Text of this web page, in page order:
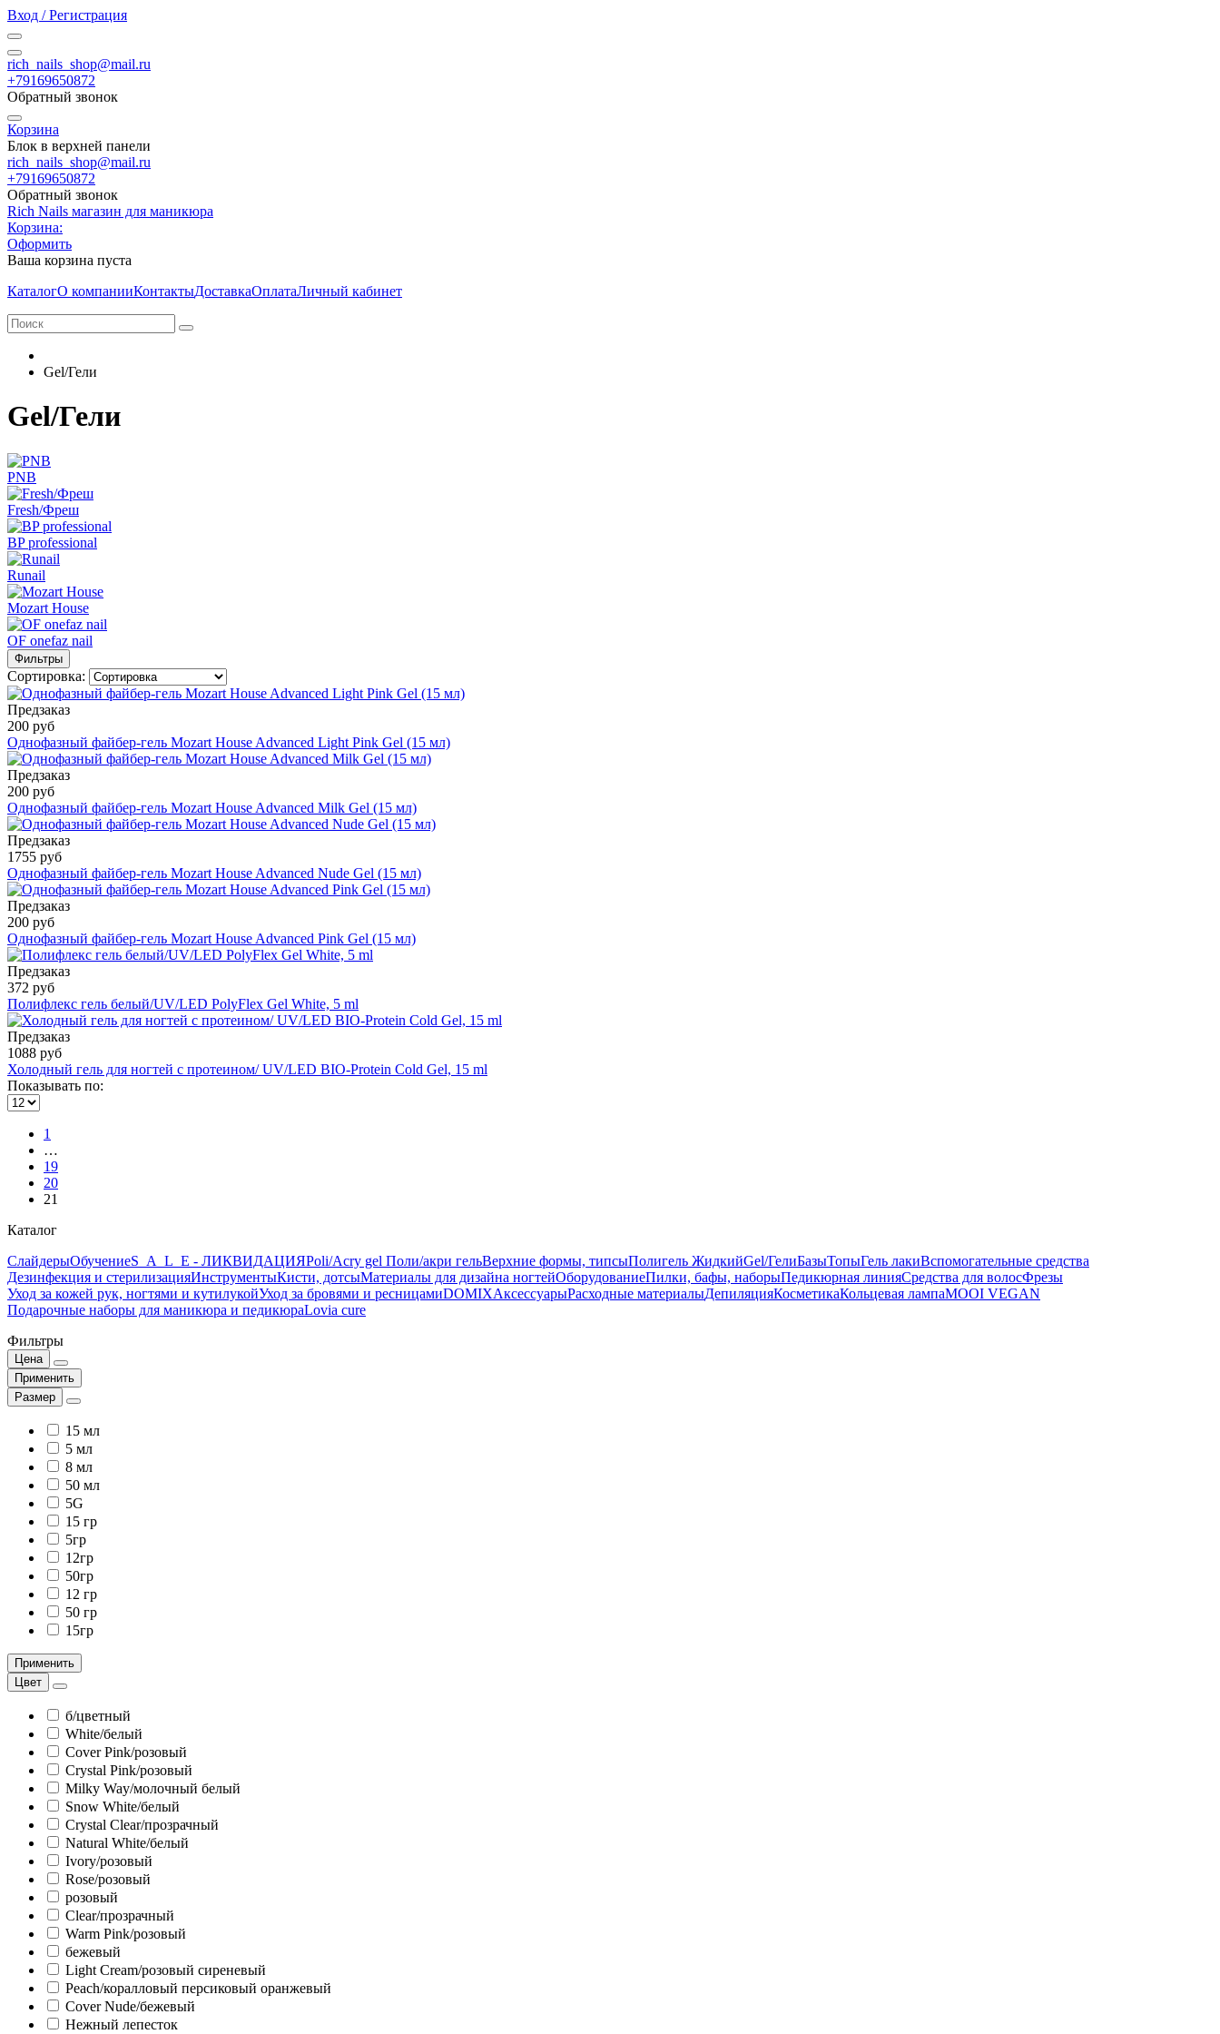
Вход / Регистрация
rich_nails_shop@mail.ru
+79169650872
Обратный звонок
Корзина
Блок в верхней панели
rich_nails_shop@mail.ru
+79169650872
Обратный звонок
Rich Nails магазин для маникюра
Корзина:
Оформить
Ваша корзина пуста
КаталогО компанииКонтактыДоставкаОплатаЛичный кабинет
Gel/Гели
Gel/Гели
PNB
Fresh/Фреш
BP professional
Runail
Mozart House
OF onefaz nail
Фильтры
Сортировка:
Предзаказ
200 руб
Однофазный файбер-гель Mozart House Advanced Light Pink Gel (15 мл)
Предзаказ
200 руб
Однофазный файбер-гель Mozart House Advanced Milk Gel (15 мл)
Предзаказ
1755 руб
Однофазный файбер-гель Mozart House Advanced Nude Gel (15 мл)
Предзаказ
200 руб
Однофазный файбер-гель Mozart House Advanced Pink Gel (15 мл)
Предзаказ
372 руб
Полифлекс гель белый/UV/LED PolyFlex Gel White, 5 ml
Предзаказ
1088 руб
Холодный гель для ногтей с протеином/ UV/LED BIO-Protein Cold Gel, 15 ml
Показывать по:
1
…
19
20
21
Каталог
СлайдерыОбучениеS_A_L_E - ЛИКВИДАЦИЯPoli/Acry gel Поли/акри гельВерхние формы, типсыПолигель ЖидкийGel/ГелиБазыТопыГель лакиВспомогательные средства
Дезинфекция и стерилизацияИнструментыКисти, дотсыМатериалы для дизайна ногтейОборудованиеПилки, бафы, наборыПедикюрная линияСредства для волосФрезы
Уход за кожей рук, ногтями и кутилукойУход за бровями и ресницамиDOMIXАксессуарыРасходные материалыДепиляцияКосметикаКольцевая лампаMOOI VEGAN
Подарочные наборы для маникюра и педикюраLovia cure
Фильтры
Цена
Применить
Размер
15 мл
5 мл
8 мл
50 мл
5G
15 гр
5гр
12гр
50гр
12 гр
50 гр
15гр
Применить
Цвет
б/цветный
White/белый
Cover Pink/розовый
Crystal Pink/розовый
Milky Way/молочный белый
Snow White/белый
Сrystal Clear/прозрачный
Natural White/белый
Ivory/розовый
Rose/розовый
розовый
Clear/прозрачный
Warm Pink/розовый
бежевый
Light Cream/розовый сиреневый
Peach/коралловый персиковый оранжевый
Cover Nude/бежевый
Нежный лепесток